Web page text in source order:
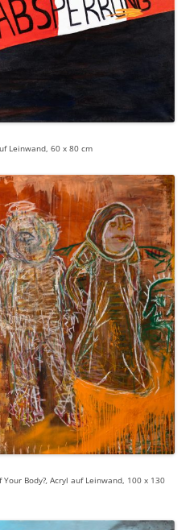
Leinwand, 60 x 80 cm
Your Body?, Acryl auf Leinwand, 100 x 130